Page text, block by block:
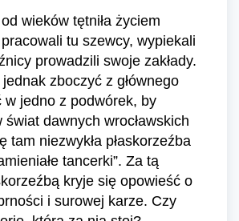
wieków tętniła życiem
tu szewcy, wypiekali
prowadzili swoje zakłady.
zboczyć z głównego
w jedno z podwórek, by
świat dawnych wrocławskich
tam niezwykła płaskorzeźba
tancerki”. Za tą
kryje się opowieść o
i surowej karze. Czy